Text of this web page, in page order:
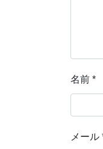
名前 *
メール